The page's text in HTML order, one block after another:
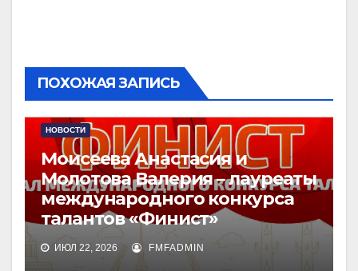
ПОХОЖАЯ ЗАПИСЬ
НОВОСТИ
Моисеева Анастасия и
Молотова Валерия – лауреаты
международного конкурса
талантов «Финист»
ИЮЛ 22, 2026 FMFADMIN